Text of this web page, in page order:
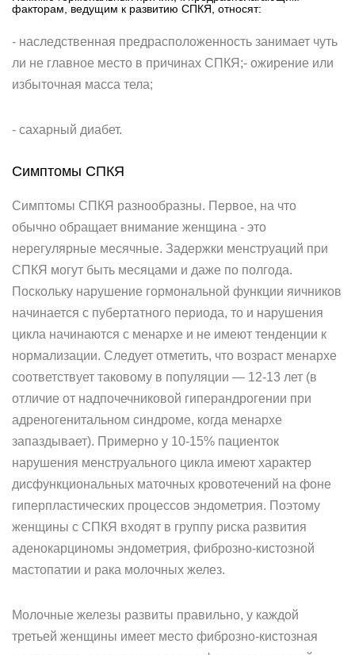
факторам, ведущим к развитию СПКЯ, относят:
- наследственная предрасположенность занимает чуть
ли не главное место в причинах СПКЯ;- ожирение или
избыточная масса тела;
- сахарный диабет.
Симптомы СПКЯ
Симптомы СПКЯ разнообразны. Первое, на что
обычно обращает внимание женщина - это
нерегулярные месячные. Задержки менструаций при
СПКЯ могут быть месяцами и даже по полгода.
Поскольку нарушение гормональной функции яичников
начинается с пубертатного периода, то и нарушения
цикла начинаются с менархе и не имеют тенденции к
нормализации. Следует отметить, что возраст менархе
соответствует таковому в популяции — 12-13 лет (в
отличие от надпочечниковой гиперандрогении при
адреногенитальном синдроме, когда менархе
запаздывает). Примерно у 10-15% пациенток
нарушения менструального цикла имеют характер
дисфункциональных маточных кровотечений на фоне
гиперпластических процессов эндометрия. Поэтому
женщины с СПКЯ входят в группу риска развития
аденокарциномы эндометрия, фиброзно-кистозной
мастопатии и рака молочных желез.
Молочные железы развиты правильно, у каждой
третьей женщины имеет место фиброзно-кистозная